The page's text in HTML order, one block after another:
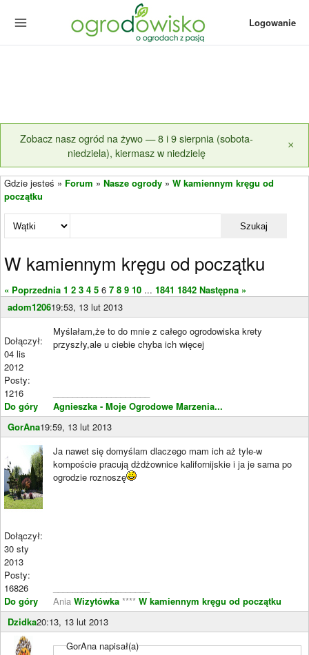
Logowanie
Zobacz nasz ogród na żywo — 8 i 9 sierpnia (sobota-
niedziela), kiermasz w niedzielę
×
Gdzie jesteś » Forum » Nasze ogrody » W kamiennym kręgu od
początku
Szukaj
W kamiennym kręgu od początku
« Poprzednia 1 2 3 4 5 6 7 8 9 10 ... 1841 1842 Następna »
adom120619:53, 13 lut 2013
Dołączył:
04 lis
2012
Posty:
1216
Do góry
Myślałam,że to do mnie z całego ogrodowiska krety
przyszły,ale u ciebie chyba ich więcej
Agnieszka - Moje Ogrodowe Marzenia...
GorAna19:59, 13 lut 2013
Dołączył:
30 sty
2013
Posty:
16826
Do góry
Ja nawet się domyślam dlaczego mam ich aż tyle-w
kompoście pracują dżdżownice kalifornijskie i ja je sama po
ogrodzie roznoszę
Ania Wizytówka **** W kamiennym kręgu od początku
Dzidka20:13, 13 lut 2013
GorAna napisał(a)